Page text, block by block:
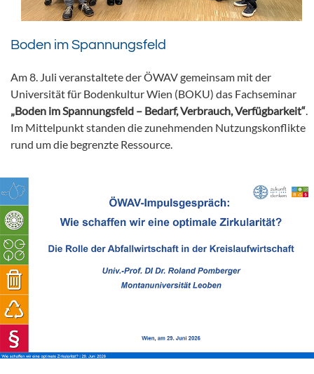
Boden im Spannungsfeld
Am 8. Juli veranstaltete der ÖWAV gemeinsam mit der
Universität für Bodenkultur Wien (BOKU) das Fachseminar
„Boden im Spannungsfeld – Bedarf, Verbrauch, Verfügbarkeit“.
Im Mittelpunkt standen die zunehmenden Nutzungskonflikte
rund um die begrenzte Ressource.